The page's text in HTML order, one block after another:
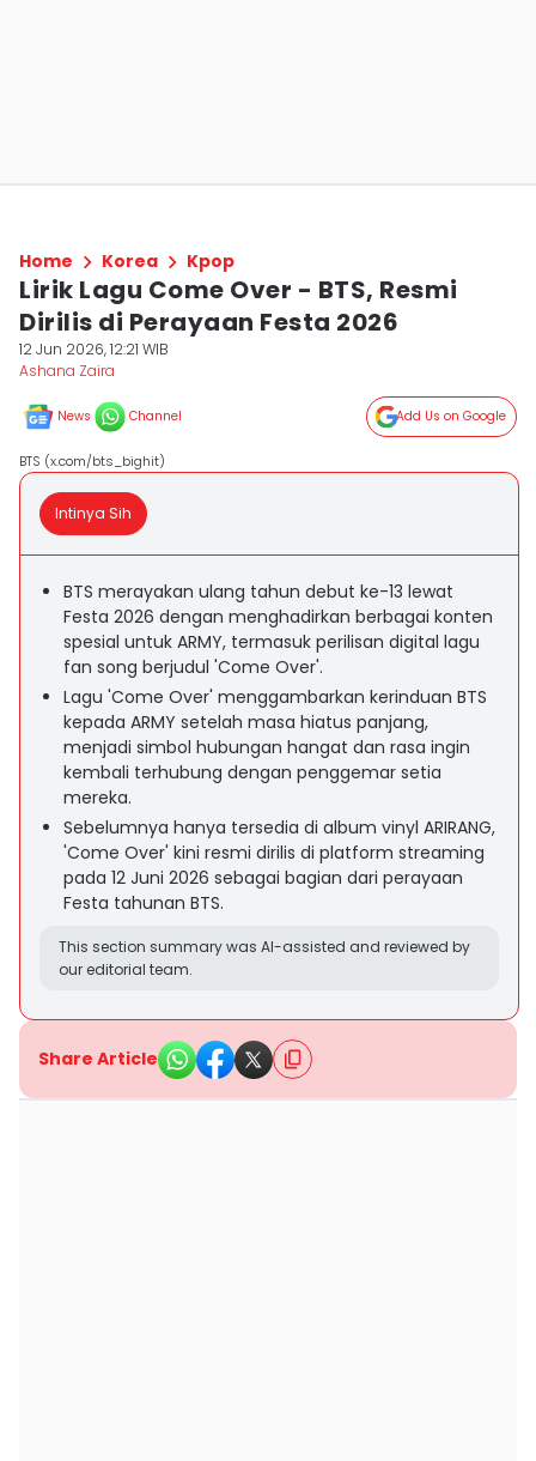
Home Korea Kpop
Lirik Lagu Come Over - BTS, Resmi
Dirilis di Perayaan Festa 2026
12 Jun 2026, 12:21 WIB
Ashana Zaira
News Channel Add Us on Google
BTS (x.com/bts_bighit)
Intinya Sih
BTS merayakan ulang tahun debut ke-13 lewat
Festa 2026 dengan menghadirkan berbagai konten
spesial untuk ARMY, termasuk perilisan digital lagu
fan song berjudul 'Come Over'.
Lagu 'Come Over' menggambarkan kerinduan BTS
kepada ARMY setelah masa hiatus panjang,
menjadi simbol hubungan hangat dan rasa ingin
kembali terhubung dengan penggemar setia
mereka.
Sebelumnya hanya tersedia di album vinyl ARIRANG,
'Come Over' kini resmi dirilis di platform streaming
pada 12 Juni 2026 sebagai bagian dari perayaan
Festa tahunan BTS.
This section summary was AI-assisted and reviewed by
our editorial team.
Share Article